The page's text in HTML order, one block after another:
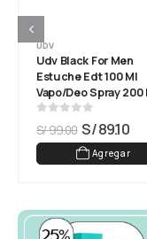
UDV
Udv Black For Men
Estuche Edt 100 Ml
Vapo/deo Spray 200
S/99.00 S/89.10
Agregar